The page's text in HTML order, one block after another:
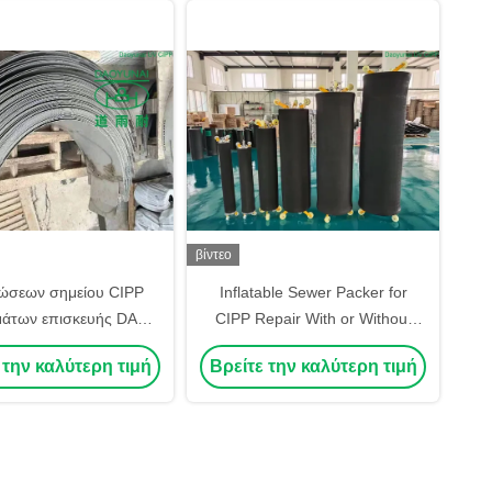
σημείου CIPP
επισκευής DAO
κλειδαριά που
γρήγορη
την καλύτερη τιμή
βίντεο
Inflatable Sewer Packer for
CIPP Repair With or Without
Bypass
Βρείτε την καλύτερη τιμή